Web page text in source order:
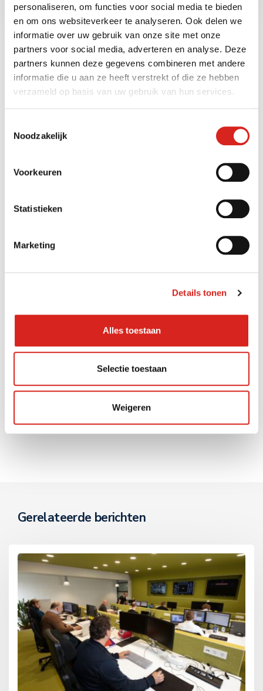
personaliseren, om functies voor social media te bieden
en om ons websiteverkeer te analyseren. Ook delen we
informatie over uw gebruik van onze site met onze
partners voor social media, adverteren en analyse. Deze
partners kunnen deze gegevens combineren met andere
informatie die u aan ze heeft verstrekt of die ze hebben
verzameld op basis van uw gebruik van hun services.
Noodzakelijk
Voorkeuren
Statistieken
Marketing
Details tonen
Alles toestaan
Selectie toestaan
Weigeren
Voordelen
Deze procesinrichting zorgt voor constante
productkwaliteit en product efficiency. Ook verlicht het
de gevolgen van personeelstekorten in de
maakindustrie. Door de procesoptimalisatie zijn er
op menselijke fouten. Veiligheid en efficiency staat
mensen meer kwaliteit bieden.
Kom in contact
organisatie? Neem contact met ons op via
e-mailof
. Of lees meer over
onze dienstverlening in deindustrie.
maakindustrie sensoren slimme camera's
Zoeken op de website
Gerelateerde berichten